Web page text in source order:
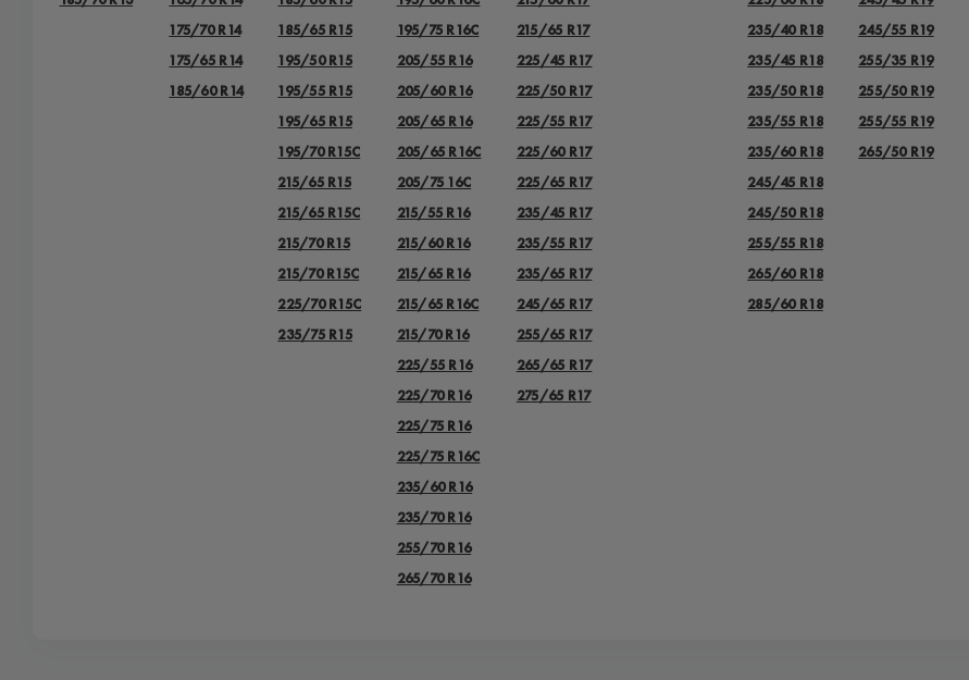
175/70 R14
175/65 R14
185/60 R14
185/65 R15
195/50 R15
195/55 R15
195/65 R15
195/70 R15C
215/65 R15
215/65 R15C
215/70 R15
215/70 R15C
225/70 R15C
235/75 R15
195/75 R16C
205/55 R16
205/60 R16
205/65 R16
205/65 R16C
205/75 16C
215/55 R16
215/60 R16
215/65 R16
215/65 R16C
215/70 R16
225/55 R16
225/70 R16
225/75 R16
225/75 R16С
235/60 R16
235/70 R16
255/70 R16
265/70 R16
215/65 R17
225/45 R17
225/50 R17
225/55 R17
225/60 R17
225/65 R17
235/45 R17
235/55 R17
235/65 R17
245/65 R17
255/65 R17
265/65 R17
275/65 R17
235/40 R18
235/45 R18
235/50 R18
235/55 R18
235/60 R18
245/45 R18
245/50 R18
255/55 R18
265/60 R18
285/60 R18
245/55 R19
255/35 R19
255/50 R19
255/55 R19
265/50 R19